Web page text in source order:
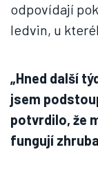
odpovídají
ledvin, u
„Hned další
jsem
potvrdilo, že
fungují